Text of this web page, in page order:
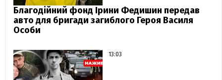
Благодійний фонд Ірини Федишин передав
авто для бригади загиблого Героя Василя
Особи
13:03